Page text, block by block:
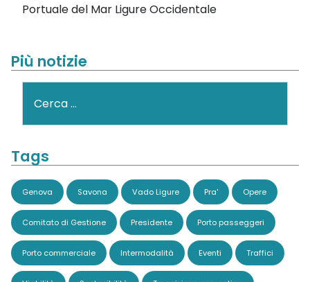
Portuale del Mar Ligure Occidentale
Più notizie
Tags
Genova Savona Vado Ligure Pra' Opere
Comitato di Gestione Presidente Porto passeggeri
Porto commerciale Intermodalità Eventi Traffici